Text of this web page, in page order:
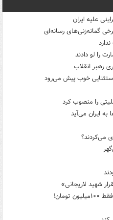
علیه ایران
گمانه‌زنی‌های رسانه‌ای
را لو دادند
استثنایی خوب پیش می‌رود
را منصوب کرد
به ایران می‌آید
می‌کردند؟
شهید لاریجانی»